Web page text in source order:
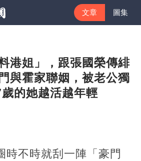
文章 圖集
港姐」，跟張國榮傳緋
與霍家聯姻，被老公獨
的她越活越年輕
時不時就刮一陣「豪門